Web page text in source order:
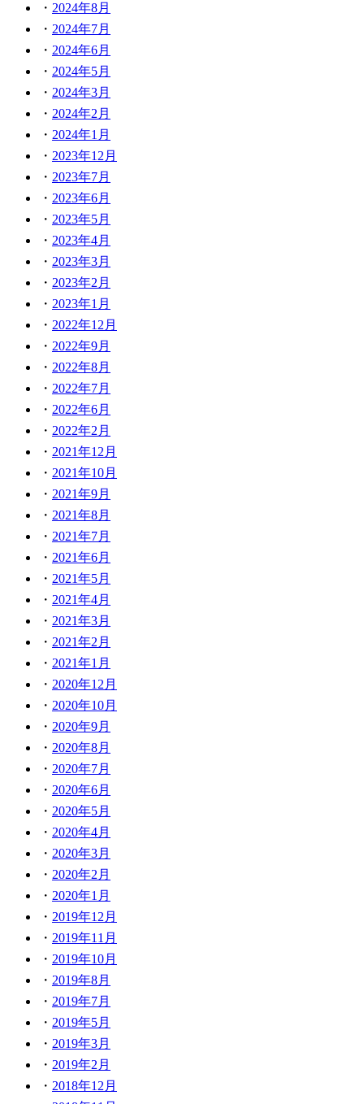
2024年8月
2024年7月
2024年6月
2024年5月
2024年3月
2024年2月
2024年1月
2023年12月
2023年7月
2023年6月
2023年5月
2023年4月
2023年3月
2023年2月
2023年1月
2022年12月
2022年9月
2022年8月
2022年7月
2022年6月
2022年2月
2021年12月
2021年10月
2021年9月
2021年8月
2021年7月
2021年6月
2021年5月
2021年4月
2021年3月
2021年2月
2021年1月
2020年12月
2020年10月
2020年9月
2020年8月
2020年7月
2020年6月
2020年5月
2020年4月
2020年3月
2020年2月
2020年1月
2019年12月
2019年11月
2019年10月
2019年8月
2019年7月
2019年5月
2019年3月
2019年2月
2018年12月